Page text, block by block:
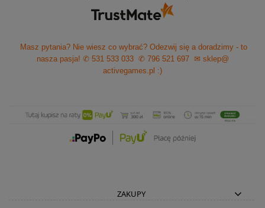
Masz pytania? Nie wiesz co wybrać? Odezwij się a doradzimy - to
nasza pasja! ✆ 531 533 033 ✆ 796 521 697
✉ sklep@
activegames.pl :)
ZAKUPY